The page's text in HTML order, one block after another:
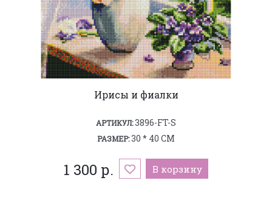
Ирисы и фиалки
АРТИКУЛ:3896-FT-S
РАЗМЕР:30 * 40 СМ
1 300 р. В корзину